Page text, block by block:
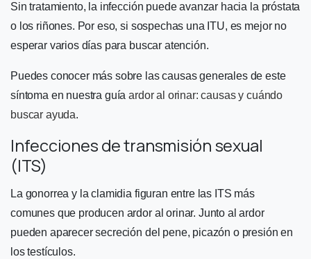
Sin tratamiento, la infección puede avanzar hacia la próstata
o los riñones. Por eso, si sospechas una ITU, es mejor no
esperar varios días para buscar atención.
Puedes conocer más sobre las causas generales de este
síntoma en nuestra guíaardor al orinar: causas y cuándo
buscar ayuda.
Infecciones de transmisión sexual
(ITS)
La gonorrea y la clamidia figuran entre las ITS más
comunes que producen ardor al orinar. Junto al ardor
pueden aparecer secreción del pene, picazón o presión en
los testículos.